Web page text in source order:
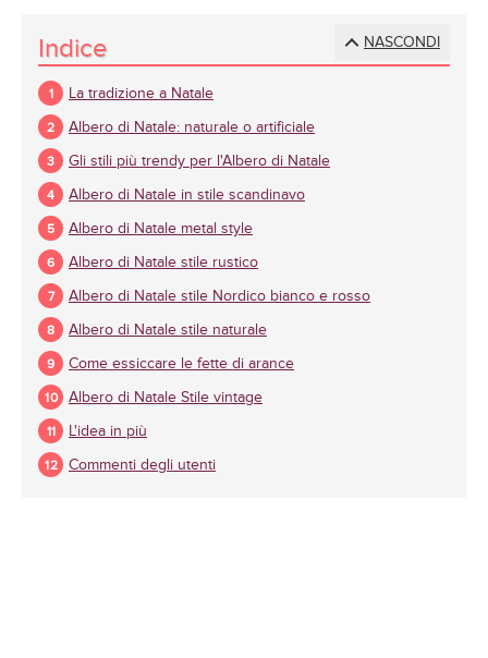
NASCONDI
Indice
La tradizione a Natale
Albero di Natale: naturale o artificiale
Gli stili più trendy per l'Albero di Natale
Albero di Natale in stile scandinavo
Albero di Natale metal style
Albero di Natale stile rustico
Albero di Natale stile Nordico bianco e rosso
Albero di Natale stile naturale
Come essiccare le fette di arance
Albero di Natale Stile vintage
L'idea in più
Commenti degli utenti